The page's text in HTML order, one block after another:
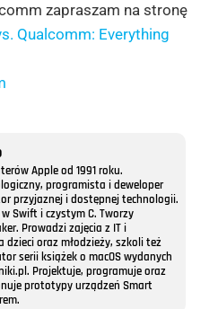
zapraszam na stronę
Qualcomm: Everything
Apple od 1991 roku.
programista i deweloper
przyjaznej i dostępnej technologii.
Swift i czystym C. Tworzy
Prowadzi zajęcia z IT i
oraz młodzieży, szkoli też
serii książek o macOS wydanych
Projektuje, programuje oraz
prototypy urządzeń Smart